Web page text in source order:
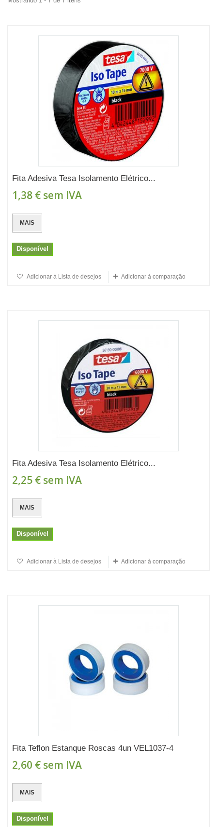
Fita Adesiva Tesa Isolamento Elétrico...
1,38 € sem IVA
MAIS
Disponível
Adicionar à Lista de desejos Adicionar à comparação
Fita Adesiva Tesa Isolamento Elétrico...
2,25 € sem IVA
MAIS
Disponível
Adicionar à Lista de desejos Adicionar à comparação
Fita Teflon Estanque Roscas 4un VEL1037-4
2,60 € sem IVA
MAIS
Disponível